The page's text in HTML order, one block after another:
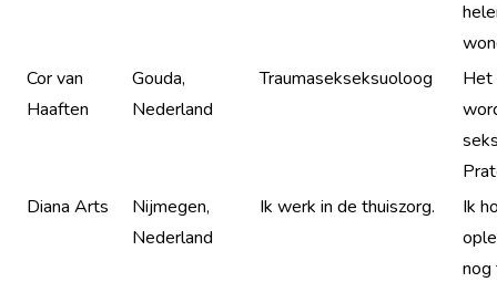
Cor van
Haaften
Gouda,
Nederland
Traumasekseksuoloog
Het
Diana Arts
Nijmegen,
Nederland
Ik werk in de thuiszorg.
Ik
nog